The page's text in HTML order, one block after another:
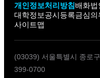
개인정보처리방침배화법
대학정보공시등록금심의
사이트맵
(03039) 서울특별시 종로
399-0700